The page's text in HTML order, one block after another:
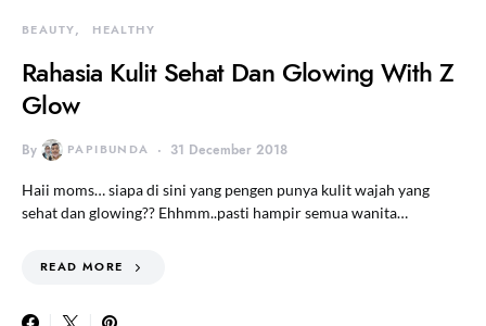
BEAUTY HEALTHY
Rahasia Kulit Sehat Dan Glowing With Z
Glow
By PAPIBUNDA 31 December 2018
Haii moms… siapa di sini yang pengen punya kulit wajah yang
sehat dan glowing?? Ehhmm..pasti hampir semua wanita…
READ MORE